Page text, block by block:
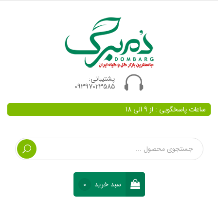
پشتیبانی:
09397023585
ساعات پاسخگویی : از 9 الی 18
سبد خرید 0